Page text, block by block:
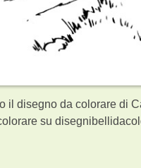
il disegno da colorare di
su